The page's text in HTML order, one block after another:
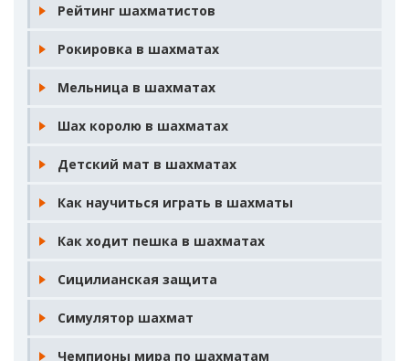
Рейтинг шахматистов
Рокировка в шахматах
Мельница в шахматах
Шах королю в шахматах
Детский мат в шахматах
Как научиться играть в шахматы
Как ходит пешка в шахматах
Сицилианская защита
Симулятор шахмат
Чемпионы мира по шахматам